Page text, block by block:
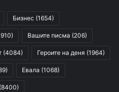
Бизнес (1654)
Вашите писма (206)
(4084) Героите на деня (1964)
Евала (1068)
(8400)